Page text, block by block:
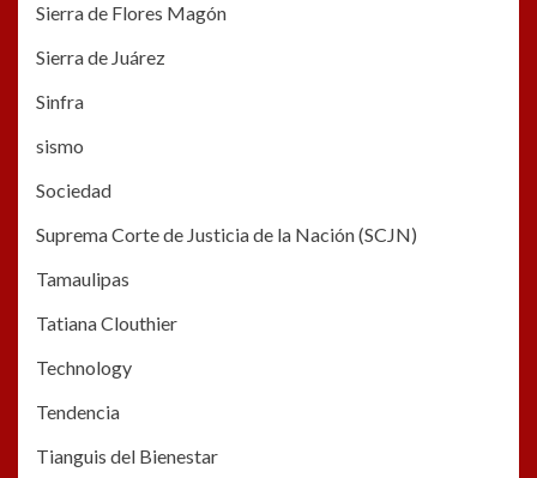
Sierra de Flores Magón
Sierra de Juárez
Sinfra
sismo
Sociedad
Suprema Corte de Justicia de la Nación (SCJN)
Tamaulipas
Tatiana Clouthier
Technology
Tendencia
Tianguis del Bienestar